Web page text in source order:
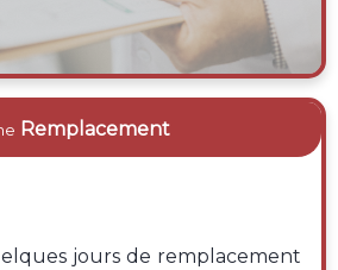
Remplacement
jours de remplacement